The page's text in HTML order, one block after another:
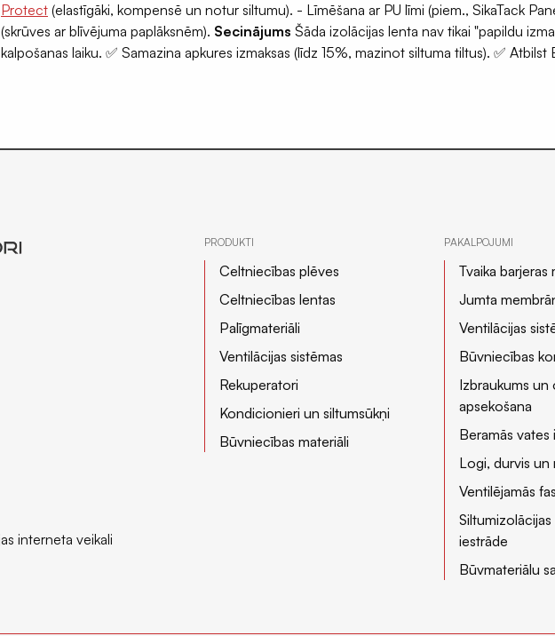
Protect (elastīgāki, kompensē un notur siltumu). - Līmēšana ar PU līmi (piem., SikaTack
(skrūves ar blīvējuma paplāksnēm). Secinājums Šāda izolācijas lenta nav tikai "papildu
kalpošanas laiku. ✅ Samazina apkures izmaksas (līdz 15%, mazinot siltuma tiltus). ✅ Atbilst
PRODUKTI
Celtniecības plēves
Celtniecības lentas
Palīgmateriāli
Ventilācijas sistēmas
Rekuperatori
Kondicionieri un siltumsūkņi
Būvniecības materiāli
PAKALPOJUMI
Tvaika barjeras
Jumta
Ventilācijas
Būvniecības
Izbraukums un
apsekošana
Beramās vates
Logi, durvis un
Ventilējamās
iestrāde
Būvmateriālu